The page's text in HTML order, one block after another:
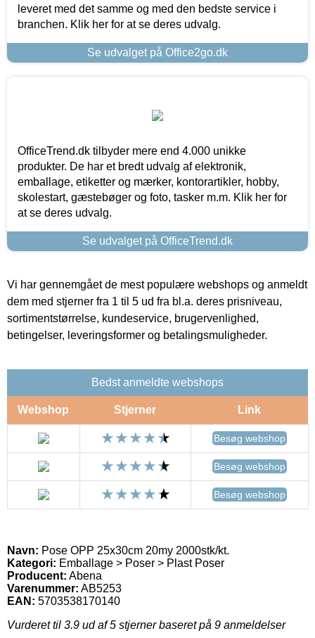
leveret med det samme og med den bedste service i
branchen. Klik her for at se deres udvalg.
Se udvalget på Office2go.dk
OfficeTrend.dk tilbyder mere end 4.000 unikke
produkter. De har et bredt udvalg af elektronik,
emballage, etiketter og mærker, kontorartikler, hobby,
skolestart, gæstebøger og foto, tasker m.m. Klik her for
at se deres udvalg.
Se udvalget på OfficeTrend.dk
Vi har gennemgået de mest populære webshops og anmeldt
dem med stjerner fra 1 til 5 ud fra bl.a. deres prisniveau,
sortimentstørrelse, kundeservice, brugervenlighed,
betingelser, leveringsformer og betalingsmuligheder.
Bedst anmeldte webshops
Webshop Stjerner Link
Besøg webshop
Besøg webshop
Besøg webshop
Navn: Pose OPP 25x30cm 20my 2000stk/kt.
Kategori: Emballage > Poser > Plast Poser
Producent: Abena
Varenummer: AB5253
EAN: 5703538170140
Vurderet til 3.9 ud af 5 stjerner baseret på 9 anmeldelser